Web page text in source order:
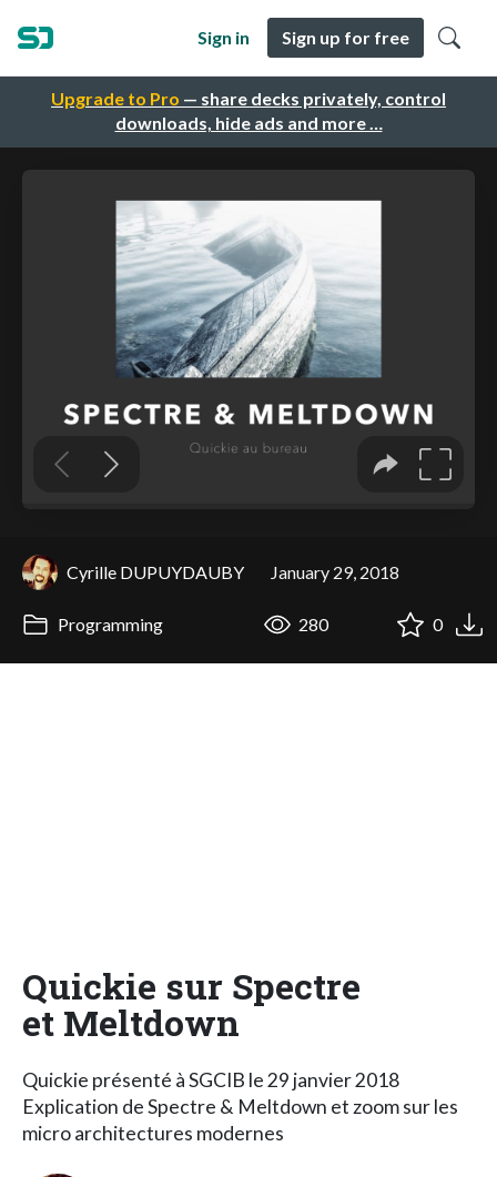
Upgrade to Pro — share decks privately, control
downloads, hide ads and more …
Sign in Sign up for free
Cyrille DUPUYDAUBY January 29, 2018
Programming 280 0
Quickie sur Spectre
et Meltdown
Quickie présenté à SGCIB le 29 janvier 2018
Explication de Spectre & Meltdown et zoom sur les
micro architectures modernes